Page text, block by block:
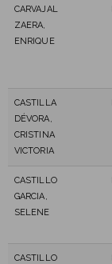
CARVAJAL
ZAERA,
ENRIQUE
CASTILLA
DÉVORA,
CRISTINA
VICTORIA
CASTILLO
GARCIA,
SELENE
CASTILLO